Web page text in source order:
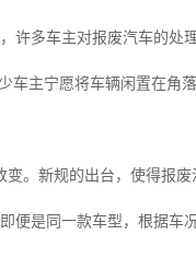
许多车主对报废汽车的处
车主宁愿将车辆闲置在角
。新规的出台，使得报
便是同一款车型，根据车